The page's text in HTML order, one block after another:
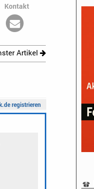
Kontakt
Artikel